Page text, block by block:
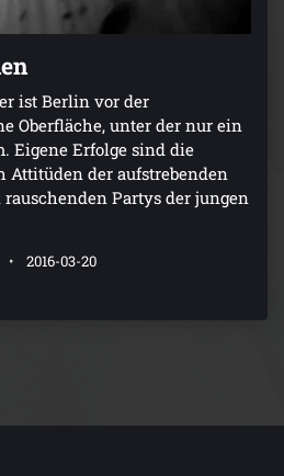
ist Berlin vor der
Oberfläche, unter der nur ein
Eigene Erfolge sind die
der aufstrebenden
Partys der jungen
2016-03-20